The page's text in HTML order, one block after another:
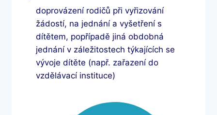
doprovázení rodičů při vyřizování
žádostí, na jednání a vyšetření s
dítětem, popřípadě jiná obdobná
jednání v záležitostech týkajících se
vývoje dítěte (např. zařazení do
vzdělávací instituce)